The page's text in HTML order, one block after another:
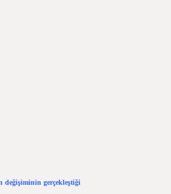
değişiminin gerçekleştiği